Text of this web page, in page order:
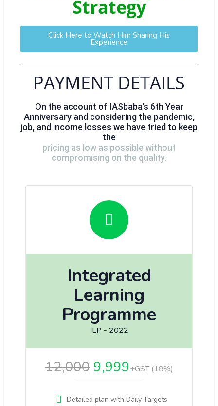
Strategy
Click Here to Watch Him Sharing His
Experience
PAYMENT DETAILS
On the account of IASbaba’s 6th Year
Anniversary and considering the pandemic,
job, and income losses we have tried to keep
the
pricing as low as possible without
compromising on the quality.
Integrated
Learning
Programme
ILP - 2022
12,000 9,999+GST (18%)
Detailed plan with Daily Targets